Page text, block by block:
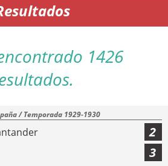
1426
/ Temporada 1929-1930
2
3